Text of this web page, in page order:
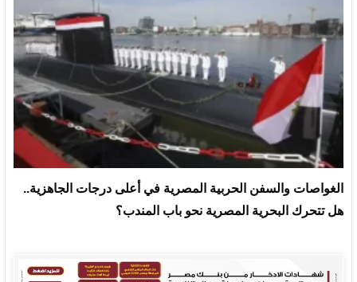
الغواصات والسفن الحربية المصرية في أعلى درجات الجاهزية..
هل تتحرك البحرية المصرية نحو باب المندب؟